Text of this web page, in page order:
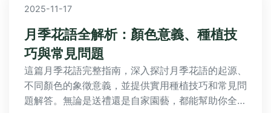
2025-11-17
月季花語全解析：顏色意義、種植技
巧與常見問題
這篇月季花語完整指南，深入探討月季花語的起源、
不同顏色的象徵意義，並提供實用種植技巧和常見問
題解答。無論是送禮還是自家園藝，都能幫助你全面